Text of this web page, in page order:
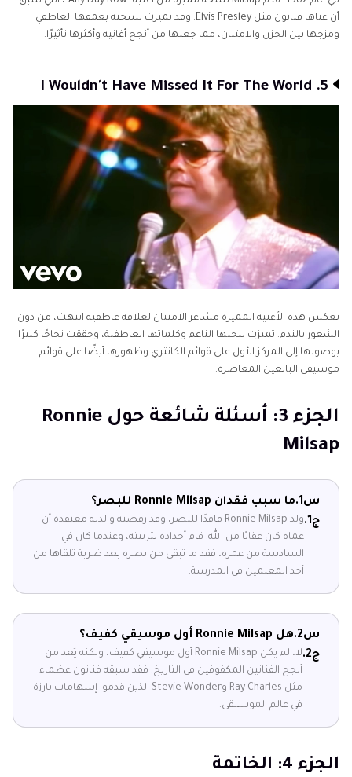
أن غناها فنانون مثل Elvis Presley. وقد تميزت نسخته بعمقها العاطفي
ومزجها بين الحزن والامتنان، مما جعلها من أنجح أغانيه وأكثرها تأثيرًا.
5. I Wouldn't Have Missed It For The World
تعكس هذه الأغنية المميزة مشاعر الامتنان لعلاقة عاطفية انتهت، من دون
الشعور بالندم. تميزت بلحنها الناعم وكلماتها العاطفية، وحققت نجاحًا كبيرًا
بوصولها إلى المركز الأول على قوائم الكانتري وظهورها أيضًا على قوائم
موسيقى البالغين المعاصرة.
الجزء 3: أسئلة شائعة حول Ronnie
Milsap
س1.
ما سبب فقدان Ronnie Milsap للبصر؟
ج1.
ولد Ronnie Milsap فاقدًا للبصر، وقد رفضته والدته معتقدة أن
عماه كان عقابًا من الله. قام أجداده بتربيته، وعندما كان في
السادسة من عمره، فقد ما تبقى من بصره بعد ضربة تلقاها من
أحد المعلمين في المدرسة.
س2.
هل Ronnie Milsap أول موسيقي كفيف؟
ج2.
لا، لم يكن Ronnie Milsap أول موسيقي كفيف، ولكنه يُعد من
أنجح الفنانين المكفوفين في التاريخ. فقد سبقه فنانون عظماء
مثل Ray Charles وStevie Wonder الذين قدموا إسهامات بارزة
في عالم الموسيقى.
الجزء 4: الخاتمة